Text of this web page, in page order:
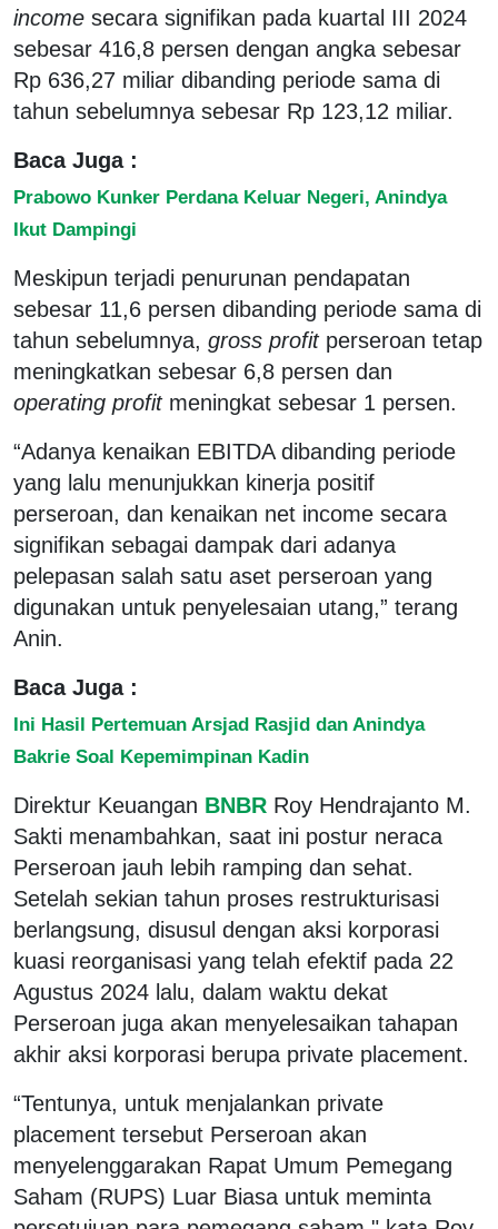
income secara signifikan pada kuartal III 2024
sebesar 416,8 persen dengan angka sebesar
Rp 636,27 miliar dibanding periode sama di
tahun sebelumnya sebesar Rp 123,12 miliar.
Baca Juga :
Prabowo Kunker Perdana Keluar Negeri, Anindya
Ikut Dampingi
Meskipun terjadi penurunan pendapatan
sebesar 11,6 persen dibanding periode sama di
tahun sebelumnya, gross profitperseroan tetap
meningkatkan sebesar 6,8 persen dan
operating profitmeningkat sebesar 1 persen.
“Adanya kenaikan EBITDA dibanding periode
yang lalu menunjukkan kinerja positif
perseroan, dan kenaikan net income secara
signifikan sebagai dampak dari adanya
pelepasan salah satu aset perseroan yang
digunakan untuk penyelesaian utang,” terang
Anin.
Baca Juga :
Ini Hasil Pertemuan Arsjad Rasjid dan Anindya
Bakrie Soal Kepemimpinan Kadin
Direktur Keuangan BNBR Roy Hendrajanto M.
Sakti menambahkan, saat ini postur neraca
Perseroan jauh lebih ramping dan sehat.
Setelah sekian tahun proses restrukturisasi
berlangsung, disusul dengan aksi korporasi
kuasi reorganisasi yang telah efektif pada 22
Agustus 2024 lalu, dalam waktu dekat
Perseroan juga akan menyelesaikan tahapan
akhir aksi korporasi berupa private placement.
“Tentunya, untuk menjalankan private
placement tersebut Perseroan akan
menyelenggarakan Rapat Umum Pemegang
Saham (RUPS) Luar Biasa untuk meminta